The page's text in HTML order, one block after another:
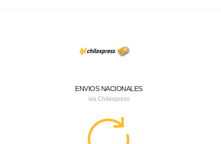
ENVIOS NACIONALES
via Chilexpress